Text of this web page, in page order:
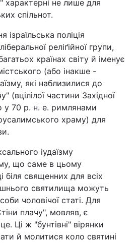
характерні не лише для
спільнот.
поліція
реліґійної групи,
країнах світу й іменує
(або інакше -
які наблизилися до
(вцілілої частини Західної
у 70 р. н. е. римлянами
храму) для
іудаїзму
що саме в цьому
біля священних для всіх
святилища можуть
чоловічої статі. Для
плачу", мовляв, є
Ці ж "бунтівні" вірянки
й молитися коло святині